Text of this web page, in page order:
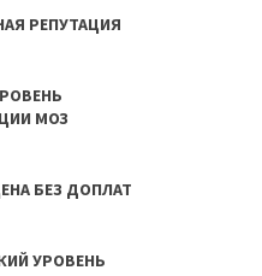
РЕПУТАЦИЯ
МОЗ
БЕЗ ДОПЛАТ
УРОВЕНЬ